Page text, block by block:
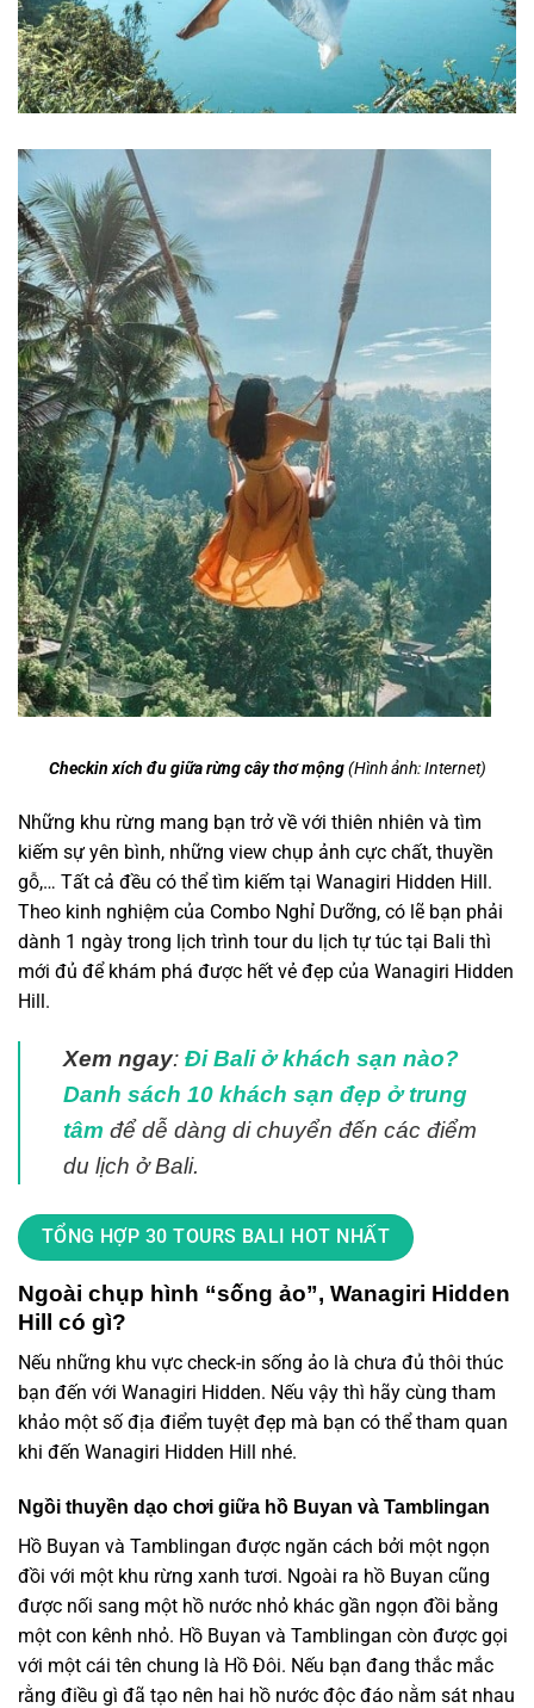
Checkin xích đu giữa rừng cây thơ mộng(Hình ảnh: Internet)
Những khu rừng mang bạn trở về với thiên nhiên và tìm
kiếm sự yên bình, những view chụp ảnh cực chất, thuyền
gỗ,… Tất cả đều có thể tìm kiếm tại Wanagiri Hidden Hill.
Theo kinh nghiệm của Combo Nghỉ Dưỡng, có lẽ bạn phải
dành 1 ngày trong lịch trình tour du lịch tự túc tại Bali thì
mới đủ để khám phá được hết vẻ đẹp của Wanagiri Hidden
Hill.
Xem ngay: Đi Bali ở khách sạn nào?
Danh sách 10 khách sạn đẹp ở trung
tâm để dễ dàng di chuyển đến các điểm
du lịch ở Bali.
TỔNG HỢP 30 TOURS BALI HOT NHẤT
Ngoài chụp hình “sống ảo”, Wanagiri Hidden
Hill có gì?
Nếu những khu vực check-in sống ảo là chưa đủ thôi thúc
bạn đến với Wanagiri Hidden. Nếu vậy thì hãy cùng tham
khảo một số địa điểm tuyệt đẹp mà bạn có thể tham quan
khi đến Wanagiri Hidden Hill nhé.
Ngồi thuyền dạo chơi giữa hồ Buyan và Tamblingan
Hồ Buyan và Tamblingan được ngăn cách bởi một ngọn
đồi với một khu rừng xanh tươi. Ngoài ra hồ Buyan cũng
được nối sang một hồ nước nhỏ khác gần ngọn đồi bằng
một con kênh nhỏ. Hồ Buyan và Tamblingan còn được gọi
với một cái tên chung là Hồ Đôi. Nếu bạn đang thắc mắc
rằng điều gì đã tạo nên hai hồ nước độc đáo nằm sát nhau